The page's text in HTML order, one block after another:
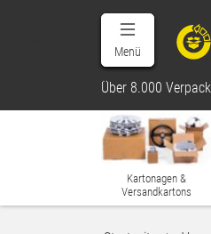
Menü
Über 8.000
Kartonagen &
Versandkartons